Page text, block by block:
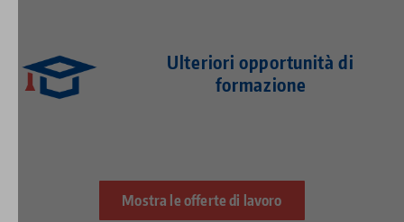
Ulteriori opportunità di
formazione
Mostra le offerte di lavoro